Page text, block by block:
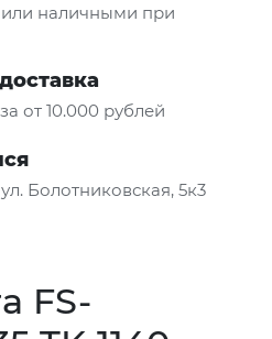
наличными при
от 10.000 рублей
Болотниковская, 5к3
FS-